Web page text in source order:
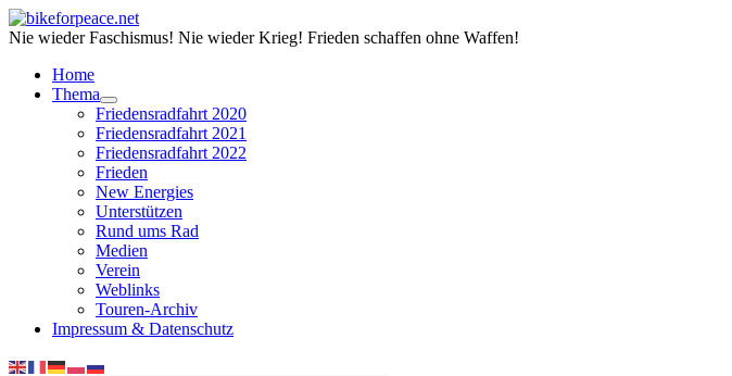
Nie wieder Faschismus! Nie wieder Krieg! Frieden schaffen ohne Waffen!
Home
Thema
Friedensradfahrt 2020
Friedensradfahrt 2021
Friedensradfahrt 2022
Frieden
New Energies
Unterstützen
Rund ums Rad
Medien
Verein
Weblinks
Touren-Archiv
Impressum & Datenschutz